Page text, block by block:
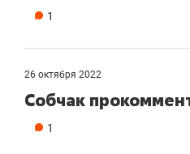
1
26 октября 2022
Собчак
1